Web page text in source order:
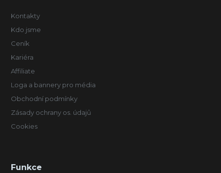
Kontakty
Kdo jsme
Ceník
Kariéra
Affiliate
Loga a bannery pro média
Obchodní podmínky
Zásady ochrany os. údajů
Cookies
Funkce